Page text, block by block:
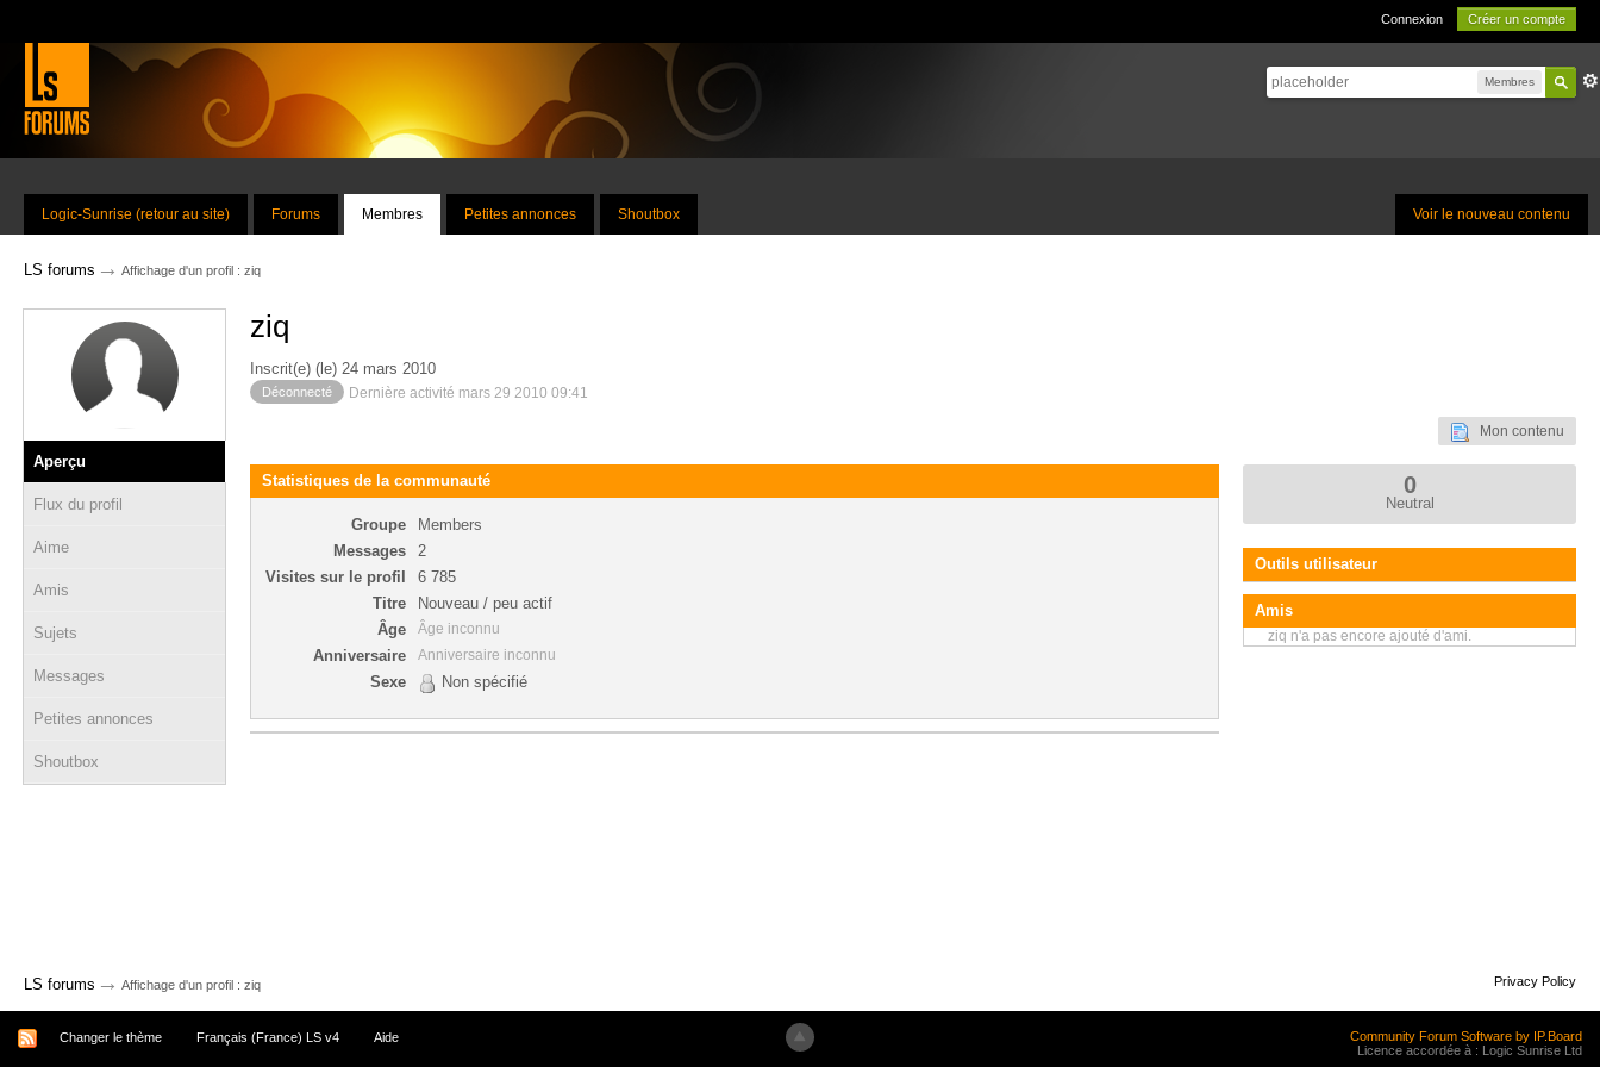
Connexion Créer un compte
Membres
Voir le nouveau contenu
Logic-Sunrise (retour au site) Forums Membres Petites annonces Shoutbox
LS forums → Affichage d'un profil : ziq
Aperçu
Flux du profil
Aime
Amis
Sujets
Messages
Petites annonces
Shoutbox
ziq
Inscrit(e) (le) 24 mars 2010
Déconnecté Dernière activité mars 29 2010 09:41
Mon contenu
Statistiques de la communauté
Groupe
Members
Messages
2
Visites sur le profil
6 785
Titre
Nouveau / peu actif
Âge
Âge inconnu
Anniversaire Anniversaire inconnu
Sexe Non spécifié
0
Neutral
Outils utilisateur
Amis
ziq n'a pas encore ajouté d'ami.
LS forums → Affichage d'un profil : ziq Privacy Policy
Changer le thème Français (France) LS v4 Aide
Community Forum Software by IP.Board
Licence accordée à : Logic Sunrise Ltd